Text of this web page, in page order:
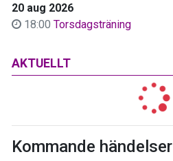
20 aug 2026
18:00 Torsdagsträning
AKTUELLT
Kommande händelser